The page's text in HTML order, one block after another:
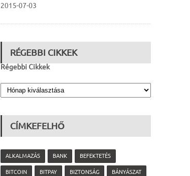
2015-07-03
RÉGEBBI CIKKEK
Régebbi Cikkek
CÍMKEFELHŐ
ALKALMAZÁS BANK BEFEKTETÉS
BITCOIN BITPAY BIZTONSÁG BÁNYÁSZAT